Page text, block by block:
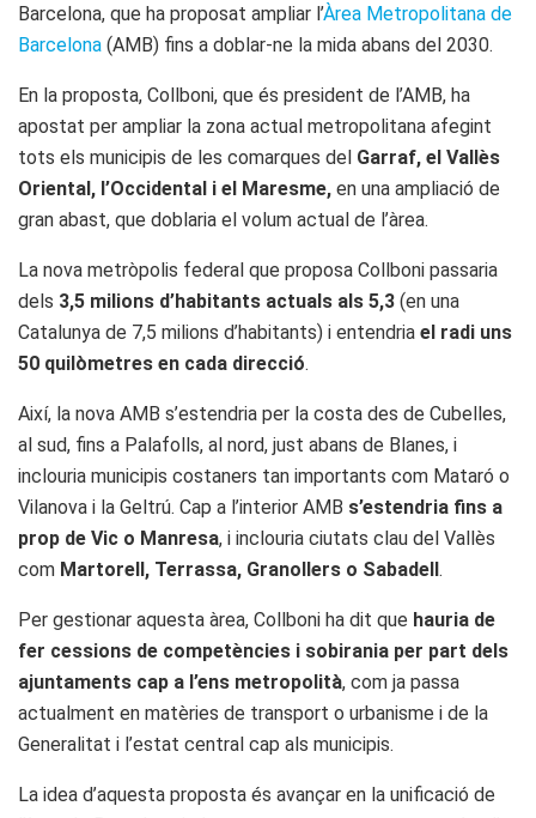
Barcelona, ​​que ha proposat ampliar l’Àrea Metropolitana de
Barcelona (AMB) fins a doblar-ne la mida abans del 2030.
En la proposta, Collboni, que és president de l’AMB, ha
apostat per ampliar la zona actual metropolitana afegint
tots els municipis de les comarques del Garraf, el Vallès
Oriental, l’Occidental i el Maresme, en una ampliació de
gran abast, que doblaria el volum actual de l’àrea.
La nova metròpolis federal que proposa Collboni passaria
dels 3,5 milions d’habitants actuals als 5,3 (en una
Catalunya de 7,5 milions d’habitants) i entendria el radi uns
50 quilòmetres en cada direcció.
Així, la nova AMB s’estendria per la costa des de Cubelles,
al sud, fins a Palafolls, al nord, just abans de Blanes, i
inclouria municipis costaners tan importants com Mataró o
Vilanova i la Geltrú. Cap a l’interior AMB s’estendria fins a
prop de Vic o Manresa, i inclouria ciutats clau del Vallès
com Martorell, Terrassa, Granollers o Sabadell.
Per gestionar aquesta àrea, Collboni ha dit que hauria de
fer cessions de competències i sobirania per part dels
ajuntaments cap a l’ens metropolità, com ja passa
actualment en matèries de transport o urbanisme i de la
Generalitat i l’estat central cap als municipis.
La idea d’aquesta proposta és avançar en la unificació de